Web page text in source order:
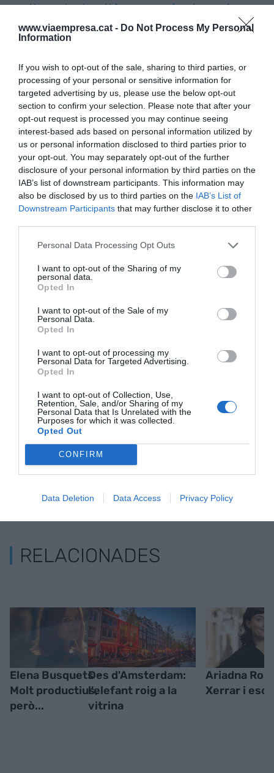
www.viaempresa.cat - Do Not Process My Personal
Information
If you wish to opt-out of the sale, sharing to third parties, or
processing of your personal or sensitive information for
targeted advertising by us, please use the below opt-out
section to confirm your selection. Please note that after your
opt-out request is processed you may continue seeing
interest-based ads based on personal information utilized by
us or personal information disclosed to third parties prior to
your opt-out. You may separately opt-out of the further
disclosure of your personal information by third parties on the
IAB’s list of downstream participants. This information may
also be disclosed by us to third parties on the IAB’s List of
Downstream Participants that may further disclose it to other
Personal Data Processing Opt Outs
I want to opt-out of the Sharing of my
personal data.
Opted In
I want to opt-out of the Sale of my
Personal Data.
Opted In
I want to opt-out of processing my
Personal Data for Targeted Advertising.
Opted In
I want to opt-out of Collection, Use,
Retention, Sale, and/or Sharing of my
Personal Data that Is Unrelated with the
Purposes for which it was collected.
Opted Out
CONFIRM
Data Deletion Data Access Privacy Policy
relleu tot allò que és bonic
Tinc la sort de poder treballar en projectes que
m’apassionen, i també la sort de poder reduir i
augmentar segons pugui assumir en aquell
moment vital. Per què no, també tinc la gran
fortuna d’una generació conscient que el nom no
fa la cosa, i per molt que em presenti al món com a
politòloga, filòsofa, màster en desenvolupament
internacional, consultora, formadora, escriptora o
el que sigui necessari en cada moment
determinat, també sé que soc totes o cada una
d’elles o cap segons la conveniència, i que no
necessito cap de les etiquetes per seure al llit a la
nit a mirar una sèrie o llegir un llibre. L’hivern en
navegar, i també una oportunitat fantàstica per
recloure’ns en un món de constants exposicions i
trobades des d’on enfortir les arrels i alimentar la
ment mentre ens preparem per a la següent
Google de forma gratuïta
Estigues informat amb les últimes notícies d'actualitat
ACTIVAR ARA
RELACIONADES
Elena Busquets -
Molt productius,
però...
Des d'Amsterdam:
l'elefant roig a la
vitrina
Ariadna
Xerrar i